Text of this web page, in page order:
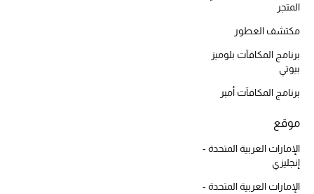
مجموعة الجمال
الجمال في بلوميز
دليل مستلزمات الجمال
أبرز الماركات
عطور الربيع
المتجر
مكتشف العطور
برنامج المكافآت بلوميز
بيوتي
برنامج المكافآت أمبر
موقع
الإمارات العربية المتحدة -
إنجليزي
الإمارات العربية المتحدة -